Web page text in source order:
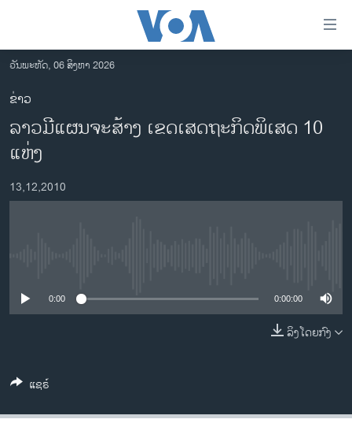
ເຂົ້າ
ຫາ
ຂ້າມ
ຂ້າມ
ຂ້າມ
ໄປ
ຫາ
ຊອກ
ອາເມຣິກາ
ການເລືອກຕັ້ງ ປະທານາທີບໍດີ ສະຫະລັດ 2024
ຂ່າວ​ຈີນ
ຊີວິດຊາວລາວ
ທຸລະກິດ
ພາສາອັງກິດ
ວັນພະຫັດ, 06 ສິງຫາ 2026
ຂ່າວ
ລາວມີແຜນຈະສ້າງ ເຂດເສດຖະກິດພິເສດ 10
ແຫ່ງ
13,12,2010
0:00 0:00:00
ລິງໂດຍກົງ
ແຊຣ໌